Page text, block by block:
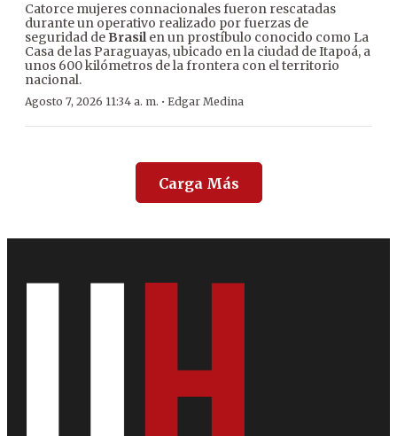
Catorce mujeres connacionales fueron rescatadas
durante un operativo realizado por fuerzas de
seguridad de Brasilen un prostíbulo conocido como La
Casa de las Paraguayas, ubicado en la ciudad de Itapoá, a
unos 600 kilómetros de la frontera con el territorio
nacional.
Agosto 7, 2026 11:34 a. m. · Edgar Medina
Carga Más